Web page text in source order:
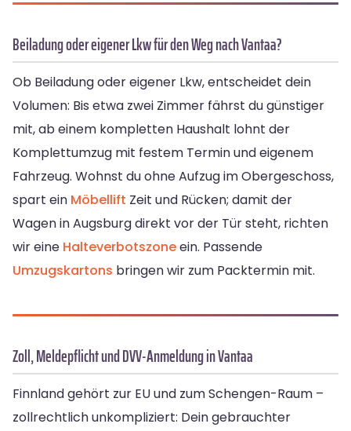
Beiladung oder eigener Lkw für den Weg nach Vantaa?
Ob Beiladung oder eigener Lkw, entscheidet dein
Volumen: Bis etwa zwei Zimmer fährst du günstiger
mit, ab einem kompletten Haushalt lohnt der
Komplettumzug mit festem Termin und eigenem
Fahrzeug. Wohnst du ohne Aufzug im Obergeschoss,
spart ein Möbellift Zeit und Rücken; damit der
Wagen in Augsburg direkt vor der Tür steht, richten
wir eine Halteverbotszoneein. Passende
Umzugskartons bringen wir zum Packtermin mit.
Zoll, Meldepflicht und DVV-Anmeldung in Vantaa
Finnland gehört zur EU und zum Schengen-Raum –
zollrechtlich unkompliziert: Dein gebrauchter